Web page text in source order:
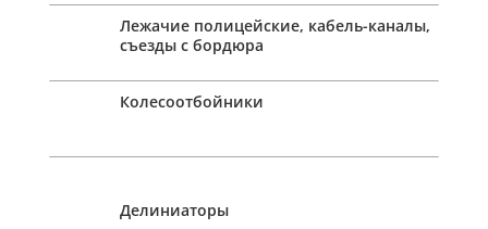
Лежачие полицейские, кабель-каналы,
съезды с бордюра
Колесоотбойники
Делиниаторы